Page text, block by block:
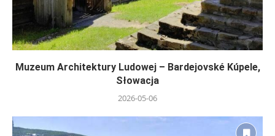
Muzeum Architektury Ludowej – Bardejovské Kúpele,
Słowacja
2026-05-06